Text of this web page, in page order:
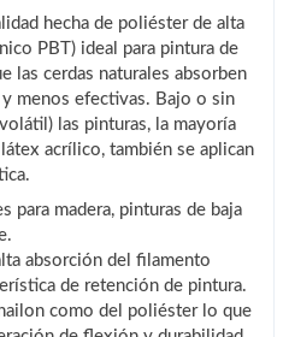
hecha de poliéster de alta
PBT) ideal para pintura de
las cerdas naturales absorben
menos efectivas. Bajo o sin
las pinturas, la mayoría
acrílico, también se aplican
para madera, pinturas de baja
absorción del filamento
de retención de pintura.
como del poliéster lo que